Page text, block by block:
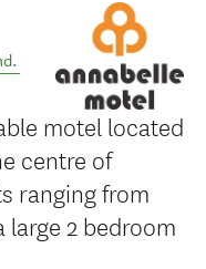
.
motel located
centre of
ranging from
2 bedroom